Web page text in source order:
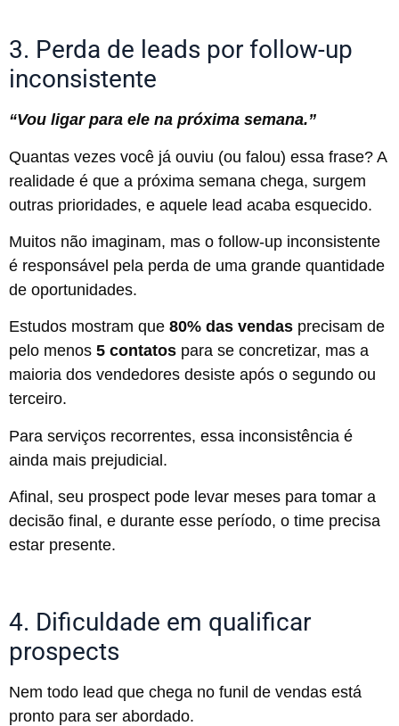
3. Perda de leads por follow-up
inconsistente
“Vou ligar para ele na próxima semana.”
Quantas vezes você já ouviu (ou falou) essa frase? A
realidade é que a próxima semana chega, surgem
outras prioridades, e aquele lead acaba esquecido.
Muitos não imaginam, mas o follow-up inconsistente
é responsável pela perda de uma grande quantidade
de oportunidades.
Estudos mostram que 80% das vendas precisam de
pelo menos 5 contatos para se concretizar, mas a
maioria dos vendedores desiste após o segundo ou
terceiro.
Para serviços recorrentes, essa inconsistência é
ainda mais prejudicial.
Afinal, seu prospect pode levar meses para tomar a
decisão final, e durante esse período, o time precisa
estar presente.
4. Dificuldade em qualificar
prospects
Nem todo lead que chega no funil de vendas está
pronto para ser abordado.